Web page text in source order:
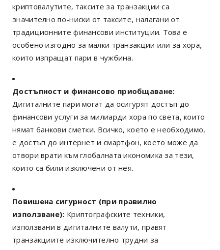
криптовалутите, таксите за транзакции са
значително по-ниски от таксите, налагани от
традиционните финансови институции. Това е
особено изгодно за малки транзакции или за хора,
които изпращат пари в чужбина.
Достъпност и финансово приобщаване:
Дигиталните пари могат да осигурят достъп до
финансови услуги за милиарди хора по света, които
нямат банкови сметки. Всичко, което е необходимо,
е достъп до интернет и смартфон, което може да
отвори врати към глобалната икономика за тези,
които са били изключени от нея.
Повишена сигурност (при правилно
използване): Криптографските техники,
използвани в дигиталните валути, правят
транзакциите изключително трудни за